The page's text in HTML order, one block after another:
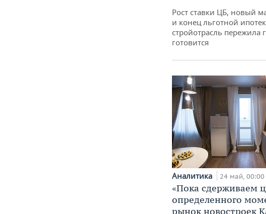
Рост ставки ЦБ, новый
и конец льготной
стройотрасль пережила
готовится
Аналитика 24 май, 00:00
«Пока сдерживаем
определенного
рынок новостроек